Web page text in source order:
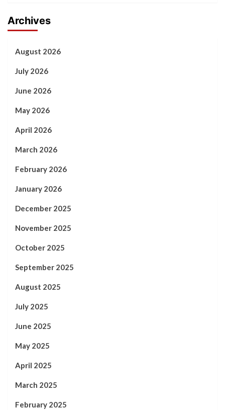
Archives
August 2026
July 2026
June 2026
May 2026
April 2026
March 2026
February 2026
January 2026
December 2025
November 2025
October 2025
September 2025
August 2025
July 2025
June 2025
May 2025
April 2025
March 2025
February 2025